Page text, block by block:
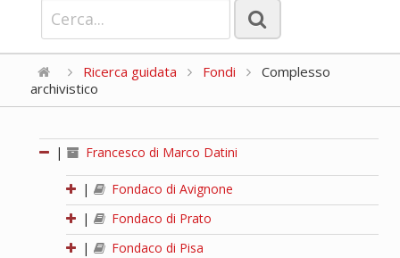
Ricerca guidata Fondi
Complesso
archivistico
| Francesco di Marco Datini
|
Fondaco di Avignone
|
Fondaco di Prato
|
Fondaco di Pisa